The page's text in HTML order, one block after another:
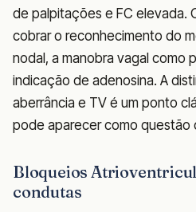
de palpitações e FC elevada.
cobrar o reconhecimento do
nodal, a manobra vagal como
indicação de adenosina. A
aberrância e TV é um ponto
pode aparecer como questão
Bloqueios
condutas